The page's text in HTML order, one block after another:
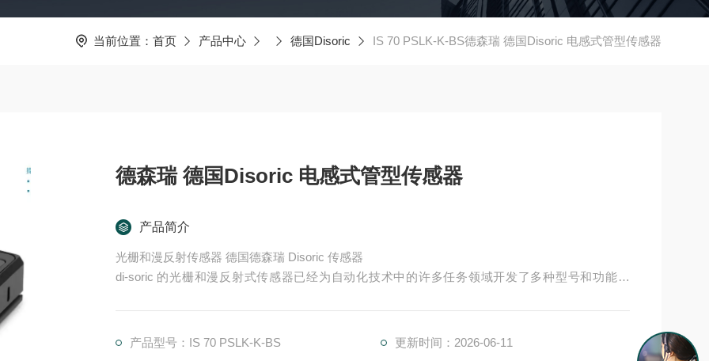
当前位置： 首页 产品中心 德国Disoric IS 70 PSLK-K-BS德森瑞 德国Disoric 电感式管型传感器
德森瑞 德国Disoric 电感式管型传感器
产品简介
光栅和漫反射传感器 德国德森瑞 Disoric 传感器
di-soric 的光栅和漫反射式传感器已经为自动化技术中的许多任务领域开发了多种型号和功能原
式管型传感器
产品型号：IS 70 PSLK-K-BS 更新时间：2026-06-11